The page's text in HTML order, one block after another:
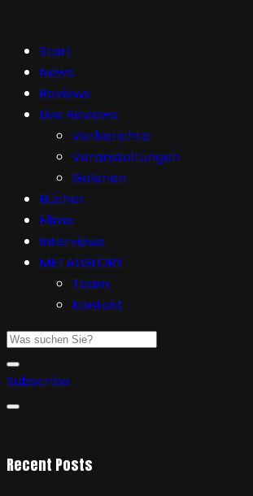
Start
News
Reviews
Live Reviews
Vorberichte
Veranstaltungen
Galerien
Bücher
Filme
Interviews
METALGLORY
Team
Kontakt
Subscribe
Recent Posts